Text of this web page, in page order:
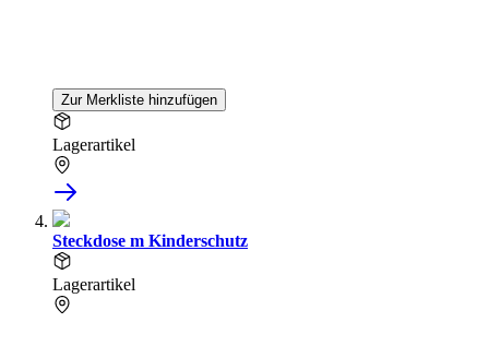
Zur Merkliste hinzufügen
Lagerartikel
Steckdose m Kinderschutz
Lagerartikel